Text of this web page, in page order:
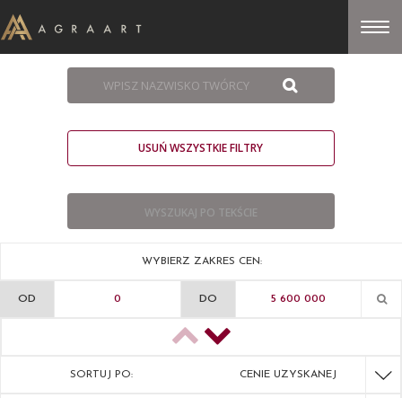
USUŃ WSZYSTKIE FILTRY
WYBIERZ ZAKRES CEN:
OD DO
SORTUJ PO: CENIE UZYSKANEJ